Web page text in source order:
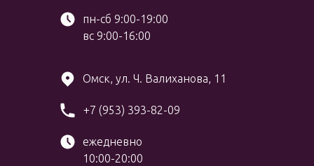
пн-сб 9:00-19:00
вс 9:00-16:00
+7 (953) 393-82-09
ежедневно
10:00-20:00
Омск, ул. Ч. Валиханова, 11